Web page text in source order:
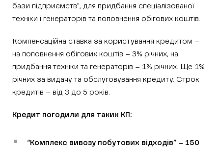
бази підприємств”, для придбання спеціалізованої
техніки і генераторів та поповнення обігових коштів.
Компенсаційна ставка за користування кредитом –
на поповнення обігових коштів – 3% річних, на
придбання техніки та генераторів – 1% річних. Ще 1%
річних за видачу та обслуговування кредиту. Строк
кредитів – від 3 до 5 років.
Кредит погодили для таких КП:
“Комплекс вивозу побутових відходів” – 150